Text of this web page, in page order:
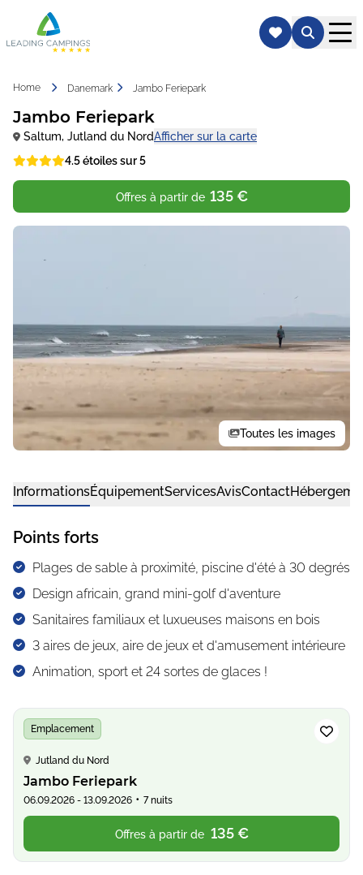
Home Danemark Jambo Feriepark
Jambo Feriepark
Saltum, Jutland du NordAfficher sur la carte
4.5 étoiles sur 5
Offres à partir de 135 €
Toutes les images
InformationsÉquipementServicesAvisContact
Points forts
Plages de sable à proximité, piscine d'été à 30 degrés
Design africain, grand mini-golf d'aventure
Sanitaires familiaux et luxueuses maisons en bois
3 aires de jeux, aire de jeux et d'amusement intérieure
Animation, sport et 24 sortes de glaces !
Emplacement
Jutland du Nord
Jambo Feriepark
06.09.2026 - 13.09.2026 • 7 nuits
Offres à partir de 135 €